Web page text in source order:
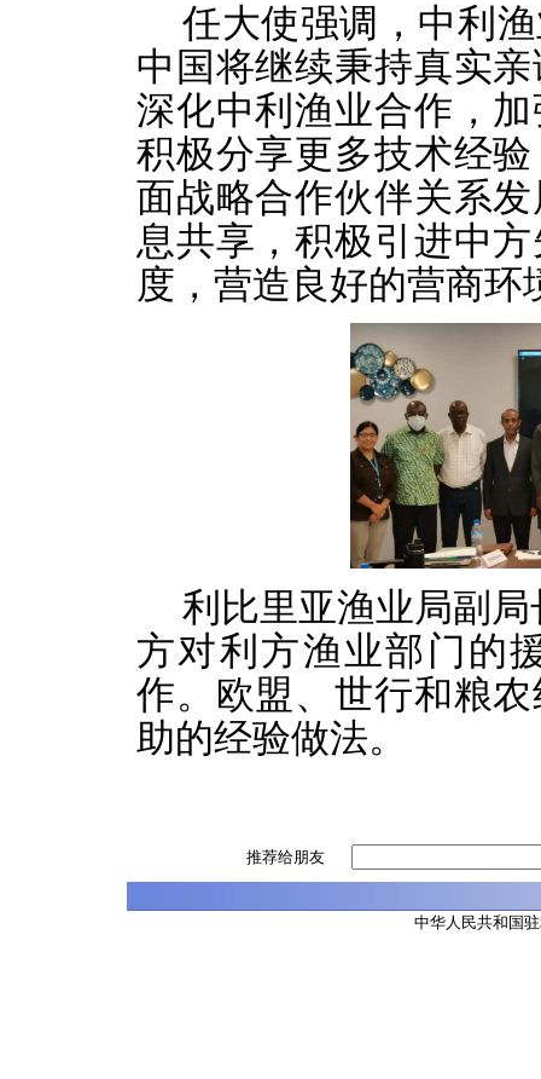
任大使强调，中利
中国将继续秉持真实
深化中利渔业合作，
积极分享更多技术经
面战略合作伙伴关系
息共享，积极引进中
度，营造良好的营商环
利比里亚渔业局副
方对利方渔业部门的
作。欧盟、世行和粮
助的经验做法。
推荐给朋友
中华人民共和国